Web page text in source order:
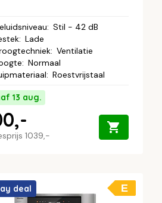
: Stil - 42 dB
: Lade
: Ventilatie
: Normaal
: Roestvrijstaal
13 aug.
1039,-
E
deal